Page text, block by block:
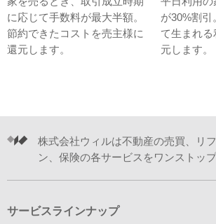
に応じて手数料が最大半額。
節約できたコストを売主様に
還元します。
が30%割
て生まれる
元します。
株式会社ウィルは不動産の売買、リ
ン、保険の各サービスをワンストッ
サービスラインナップ